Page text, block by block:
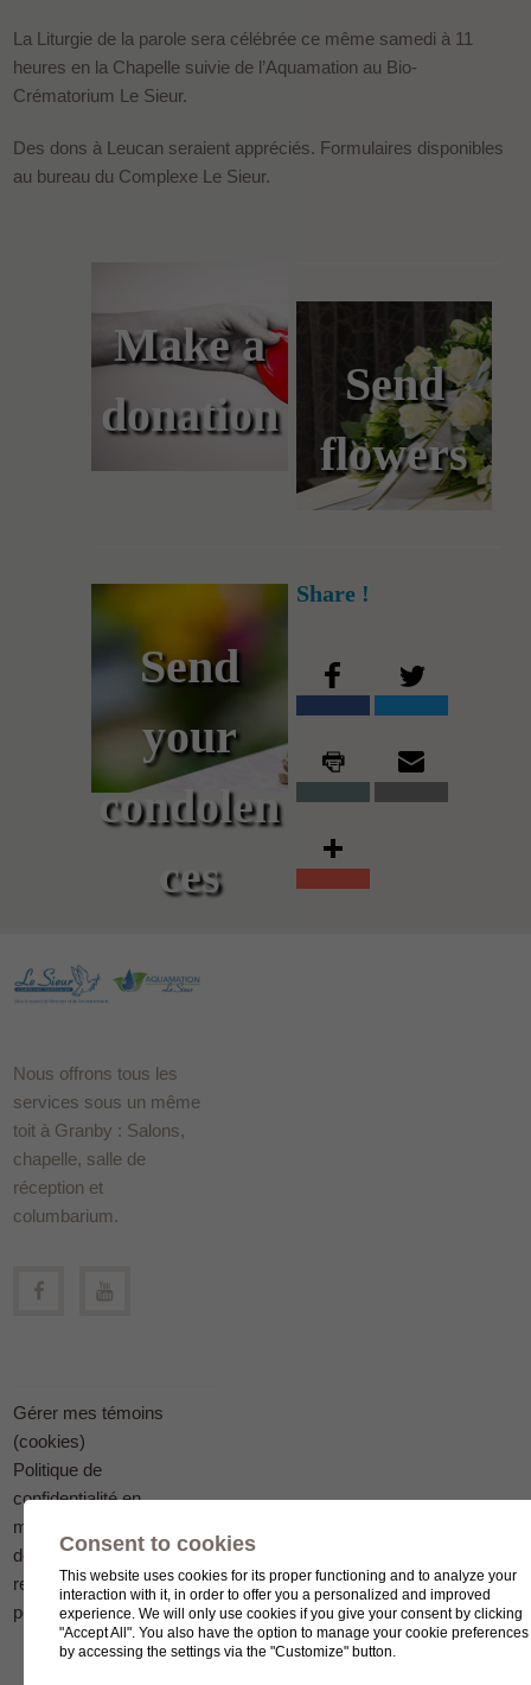
La Liturgie de la parole sera célébrée ce même samedi à 11
heures en la Chapelle suivie de l’Aquamation au Bio-
Crématorium Le Sieur.
Des dons à Leucan seraient appréciés. Formulaires disponibles
au bureau du Complexe Le Sieur.
Make a
donation
Send
flowers
Send
your
condolen
ces
Share !
Nous offrons tous les
services sous un même
toit à Granby : Salons,
chapelle, salle de
réception et
columbarium.
Gérer mes témoins
(cookies)
Politique de
confidentialité en
matière
de protection des
renseignements
personnels
Consent to cookies
This website uses cookies for its proper functioning and to analyze your
interaction with it, in order to offer you a personalized and improved
experience. We will only use cookies if you give your consent by clicking
"Accept All". You also have the option to manage your cookie preferences
by accessing the settings via the "Customize" button.